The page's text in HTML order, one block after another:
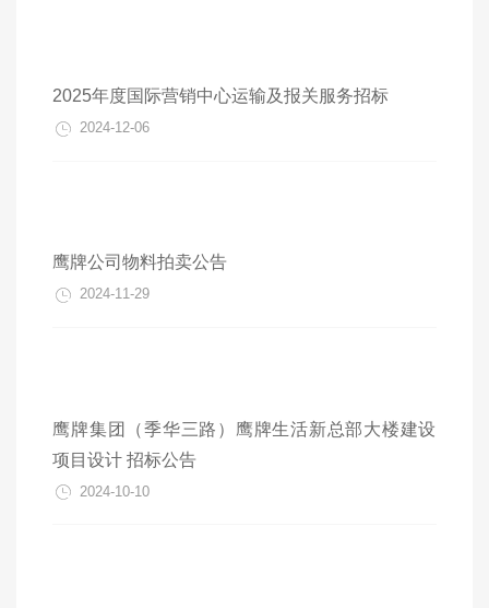
2025年度国际营销中心运输及报关服务招标
2024-12-06
鹰牌公司物料拍卖公告
2024-11-29
鹰牌集团（季华三路）鹰牌生活新总部大楼建设
项目设计 招标公告
2024-10-10